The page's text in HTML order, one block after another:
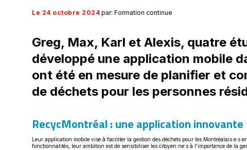
Le 24 octobre 2024 par: Formation continue
Greg, Max, Karl et Alexis, quatre
développé une application mobile
ont été en mesure de planifier et
de déchets pour les personnes
RecycMontréal : une application innovante
Leur application mobile vise à faciliter la gestion des déchets pour les
fonctionnalités, leur ambition est de sensibiliser les citoyen·ne·s à l'importance de la